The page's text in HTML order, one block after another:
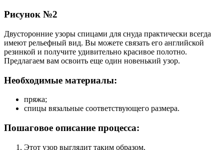
Рисунок №2
Двусторонние узоры спицами для снуда практически всегда
имеют рельефный вид. Вы можете связать его английской
резинкой и получите удивительно красивое полотно.
Предлагаем вам освоить еще один новенький узор.
Необходимые материалы:
пряжа;
спицы вязальные соответствующего размера.
Пошаговое описание процесса:
Этот узор выглядит таким образом.